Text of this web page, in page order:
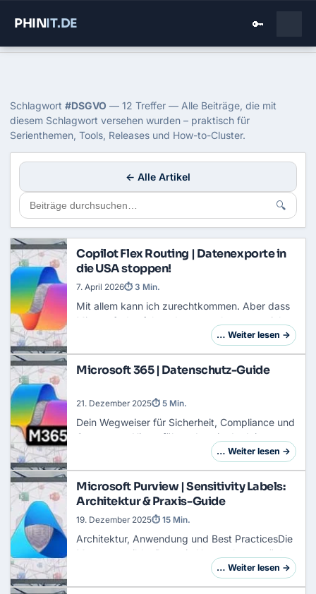
PHINIT.DE 🔑
Tag: DSGVO
Schlagwort #DSGVO — 12 Treffer — Alle Beiträge, die mit
diesem Schlagwort versehen wurden – praktisch für
Serienthemen, Tools, Releases und How-to-Cluster.
← Alle Artikel
🔍
Copilot Flex Routing | Datenexporte in
die USA stoppen!
Mit allem kann ich zurechtkommen. Aber dass
Microsoft das folgende nun vorhat, entspricht
so nicht den bisherigen Aussagen und ich bin
w…
7. April 2026⏱ 3 Min.
… Weiter lesen →
Microsoft 365 | Datenschutz-Guide
Dein Wegweiser für Sicherheit, Compliance und
GovernanceHier erfährst du, wie du deinen
Tenant nicht nur produktiv, sondern auch sicher
21. Dezember 2025⏱ 5 Min.
… Weiter lesen →
Microsoft Purview | Sensitivity Labels:
Architektur & Praxis-Guide
Architektur, Anwendung und Best PracticesDie
Menge sensibler Daten in Unternehmen wächst
stetig, und mit ihr das Risiko. Sobald Daten die
19. Dezember 2025⏱ 15 Min.
… Weiter lesen →